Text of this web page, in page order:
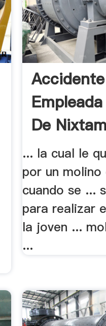
De
... la cual le
por un
cuando se ...
para realizar
la joven ...
...